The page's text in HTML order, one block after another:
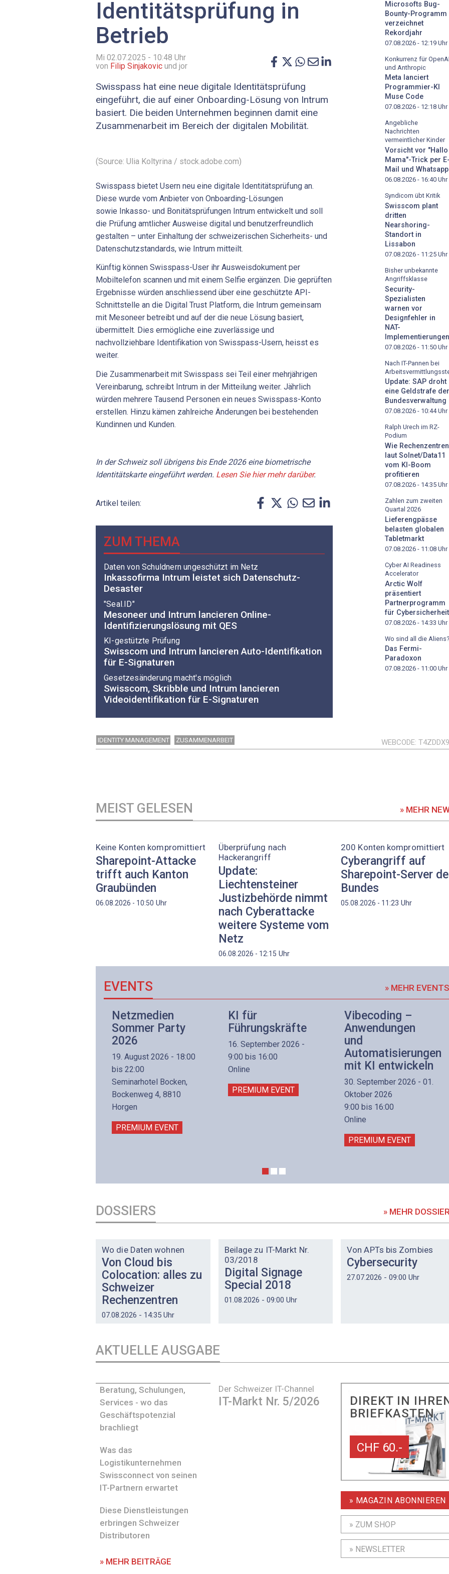
Identitätsprüfung in
Betrieb
Mi 02.07.2025 - 10:48 Uhr
von Filip Sinjakovic und jor
Swisspass hat eine neue digitale Identitätsprüfung
eingeführt, die auf einer Onboarding-Lösung von Intrum
basiert. Die beiden Unternehmen beginnen damit eine
Zusammenarbeit im Bereich der digitalen Mobilität.
(Source: Ulia Koltyrina / stock.adobe.com)
Swisspass bietet Usern neu eine digitale Identitätsprüfung an.
Diese wurde vom Anbieter von Onboarding-Lösungen
sowie Inkasso- und Bonitätsprüfungen Intrum entwickelt und soll
die Prüfung amtlicher Ausweise digital und benutzerfreundlich
gestalten – unter Einhaltung der schweizerischen Sicherheits- und
Datenschutzstandards, wie Intrum mitteilt.
Künftig können Swisspass-User ihr Ausweisdokument per
Mobiltelefon scannen und mit einem Selfie ergänzen. Die geprüften
Ergebnisse würden anschliessend über eine geschützte API-
Schnittstelle an die Digital Trust Platform, die Intrum gemeinsam
mit Mesoneer betreibt und auf der die neue Lösung basiert,
übermittelt. Dies ermögliche eine zuverlässige und
nachvollziehbare Identifikation von Swisspass-Usern, heisst es
weiter.
Die Zusammenarbeit mit Swisspass sei Teil einer mehrjährigen
Vereinbarung, schreibt Intrum in der Mitteilung weiter. Jährlich
würden mehrere Tausend Personen ein neues Swisspass-Konto
erstellen. Hinzu kämen zahlreiche Änderungen bei bestehenden
Kundinnen und Kunden.
In der Schweiz soll übrigens bis Ende 2026 eine biometrische
Identitätskarte eingeführt werden. Lesen Sie hier mehr darüber.
Artikel teilen:
ZUM THEMA
Daten von Schuldnern ungeschützt im Netz
Inkassofirma Intrum leistet sich Datenschutz-
Desaster
"Seal.ID"
Mesoneer und Intrum lancieren Online-
Identifizierungslösung mit QES
KI-gestützte Prüfung
Swisscom und Intrum lancieren Auto-Identifikation
für E-Signaturen
Gesetzesänderung macht's möglich
Swisscom, Skribble und Intrum lancieren
Videoidentifikation für E-Signaturen
Microsofts Bug-
Bounty-Programm
verzeichnet
Rekordjahr
07.08.2026 - 12:19 Uhr
Konkurrenz für OpenAI
und Anthropic
Meta lanciert
Programmier-KI
Muse Code
07.08.2026 - 12:18 Uhr
Angebliche
Nachrichten
vermeintlicher Kinder
Vorsicht vor "Hallo
Mama"-Trick per E-
Mail und Whatsapp
06.08.2026 - 16:40 Uhr
Syndicom übt Kritik
Swisscom plant
dritten
Nearshoring-
Standort in
Lissabon
07.08.2026 - 11:25 Uhr
Bisher unbekannte
Angriffsklasse
Security-
Spezialisten
warnen vor
Designfehler in
NAT-
Implementierungen
07.08.2026 - 11:50 Uhr
Nach IT-Pannen bei
Update: SAP droht
eine Geldstrafe der
Bundesverwaltung
07.08.2026 - 10:44Uhr
Ralph Urech im RZ-
Podium
Wie Rechenzentren
laut Solnet/Data11
vom KI-Boom
profitieren
07.08.2026 - 14:35 Uhr
Zahlen zum zweiten
Quartal 2026
Lieferengpässe
belasten globalen
Tabletmarkt
07.08.2026 - 11:08 Uhr
Cyber AI Readiness
Accelerator
Arctic Wolf
präsentiert
Partnerprogramm
für Cybersicherheit
07.08.2026 - 14:33 Uhr
Wo sind all die Aliens?
Das Fermi-
Paradoxon
07.08.2026 - 11:00 Uhr
IDENTITY MANAGEMENT ZUSAMMENARBEIT WEBCODE
MEIST GELESEN » MEHR
Keine Konten kompromittiert
Sharepoint-Attacke
trifft auch Kanton
Graubünden
06.08.2026 - 10:50 Uhr
Überprüfung nach
Hackerangriff
Update:
Liechtensteiner
Justizbehörde nimmt
nach Cyberattacke
weitere Systeme vom
Netz
06.08.2026 - 12:15 Uhr
200 Konten kompromittiert
Cyberangriff auf
Sharepoint-Server
Bundes
05.08.2026 - 11:23 Uhr
EVENTS » MEHR EVENTS
Netzmedien
Sommer Party
2026
19. August 2026 - 18:00
bis 22:00
Seminarhotel Bocken,
Bockenweg 4, 8810
Horgen
PREMIUM EVENT
KI für
Führungskräfte
16. September 2026 -
9:00 bis 16:00
Online
PREMIUM EVENT
Vibecoding –
Anwendungen
und
Automatisierungen
mit KI entwickeln
30. September 2026 - 01.
Oktober 2026
9:00 bis 16:00
Online
PREMIUM EVENT
DOSSIERS » MEHR
Wo die Daten wohnen
Von Cloud bis
Colocation: alles zu
Schweizer
Rechenzentren
07.08.2026 - 14:35 Uhr
Beilage zu IT-Markt Nr.
03/2018
Digital Signage
Special 2018
01.08.2026 - 09:00 Uhr
Von APTs bis Zombies
Cybersecurity
27.07.2026 - 09:00 Uhr
AKTUELLE AUSGABE
Der Schweizer IT-Channel
IT-Markt Nr. 5/2026
Beratung, Schulungen,
Services - wo das
Geschäftspotenzial
brachliegt
Was das
Logistikunternehmen
Swissconnect von seinen
IT-Partnern erwartet
Diese Dienstleistungen
erbringen Schweizer
Distributoren
» MEHR BEITRÄGE
DIREKT IN
BRIEFKASTEN
CHF 60.-
» MAGAZIN ABONNIEREN
» ZUM SHOP
» NEWSLETTER